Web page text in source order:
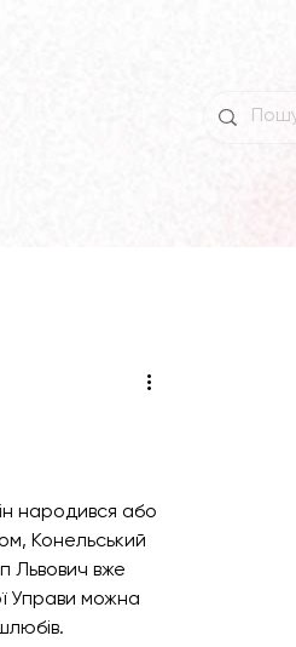
народився або
Конельський
Львович вже
Управи можна